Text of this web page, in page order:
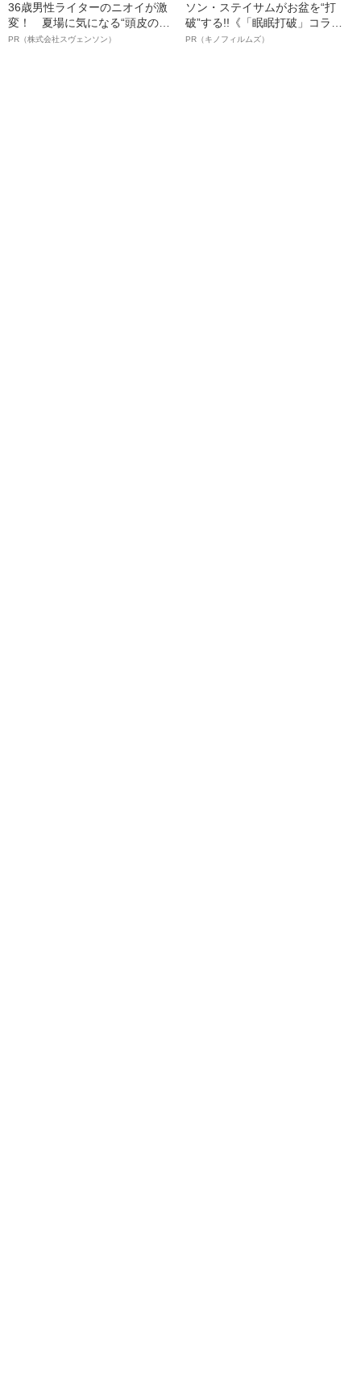
36歳男性ライターのニオイが激
変！ 夏場に気になる“頭皮のニ
オイ”や“ベタつき”を解消す
PR（株式会社スヴェンソン）
ソン・ステイサムがお盆を“打
破”する!!《「眠眠打破」コラ
ボ》
PR（キノフィルムズ）